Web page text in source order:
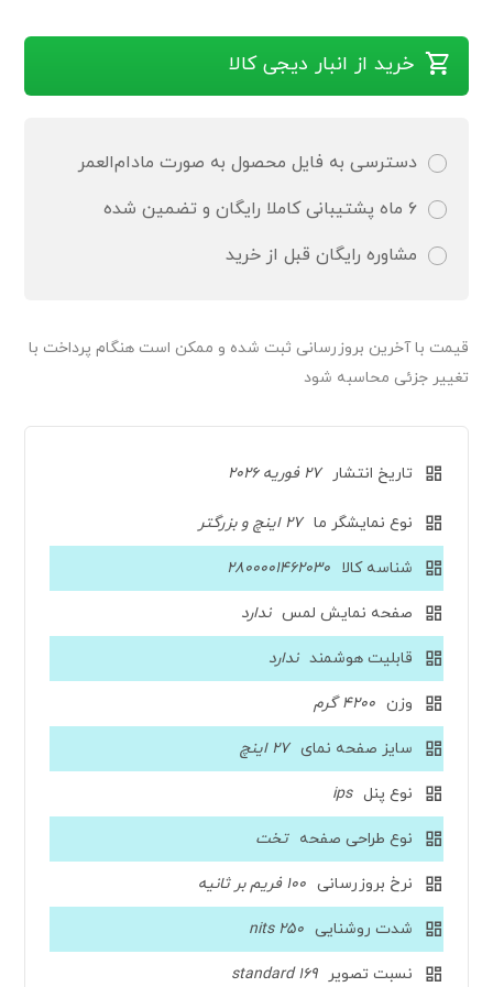
خرید از انبار دیجی کالا
دسترسی به فایل محصول به صورت مادام‌العمر
۶ ماه پشتیبانی کاملا رایگان و تضمین شده
مشاوره رایگان قبل از خرید
قیمت‌ با آخرین بروزرسانی ثبت شده و ممکن است هنگام پرداخت با
تغییر جزئی محاسبه شود
تاریخ انتشار 27 فوریه 2026
نوع نمایشگر ما 27 اینچ و بزرگتر
شناسه کالا 2800001462030
صفحه نمایش لمس ندارد
قابلیت هوشمند ندارد
وزن 4200 گرم
سایز صفحه نمای 27 اینچ
نوع پنل ips
نوع طراحی صفحه تخت
نرخ بروزرسانی 100 فریم بر ثانیه
شدت روشنایی 250 nits
نسبت تصویر 169 standard